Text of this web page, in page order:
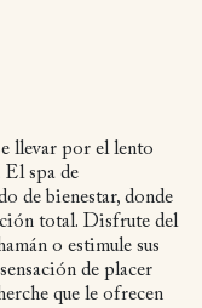
llevar por el lento
El spa de
de bienestar, donde
total. Disfrute del
o estimule sus
de placer
que le ofrecen